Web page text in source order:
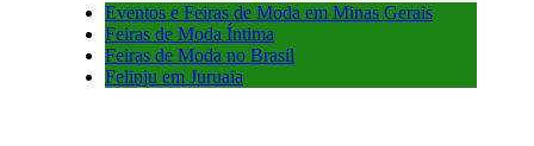
Eventos e Feiras de Moda em Minas Gerais
Feiras de Moda Íntima
Feiras de Moda no Brasil
Felinju em Juruaia